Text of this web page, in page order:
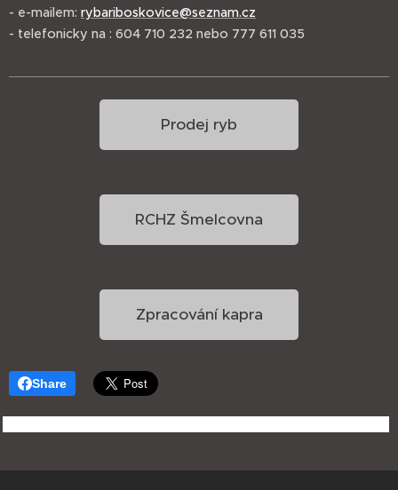
- e-mailem: rybariboskovice@seznam.cz
- telefonicky na : 604 710 232 nebo 777 611 035
Prodej ryb
RCHZ Šmelcovna
Zpracování kapra
Share